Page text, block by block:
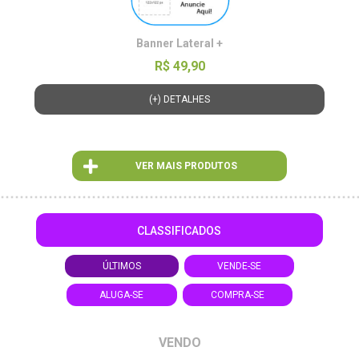
Banner Lateral +
R$ 49,90
(+) DETALHES
VER MAIS PRODUTOS
CLASSIFICADOS
ÚLTIMOS VENDE-SE
ALUGA-SE COMPRA-SE
VENDO